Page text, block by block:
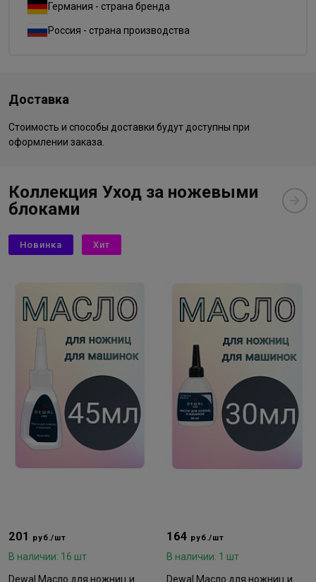
Германия - страна бренда
Россия - страна производства
Доставка
Стоимость и способы доставки будут доступны при
оформлении заказа.
Коллекция Уход за ножевыми
блоками
201 руб./шт
В наличии: 16 шт
Dewal Масло для ножниц и
Новинка Хит
164 руб./шт
В наличии: 1 шт
Dewal Масло для ножниц и